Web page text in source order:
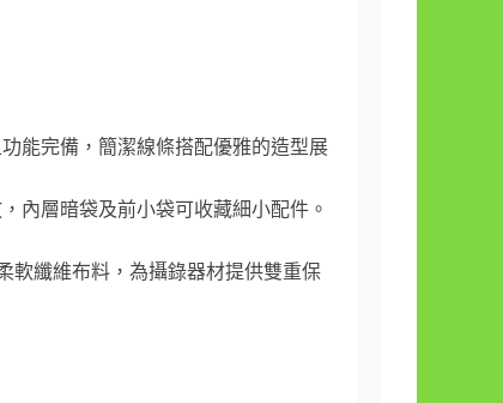
能完備，簡潔線條搭配優雅的造型展
內層暗袋及前小袋可收藏細小配件。
軟纖維布料，為攝錄器材提供雙重保